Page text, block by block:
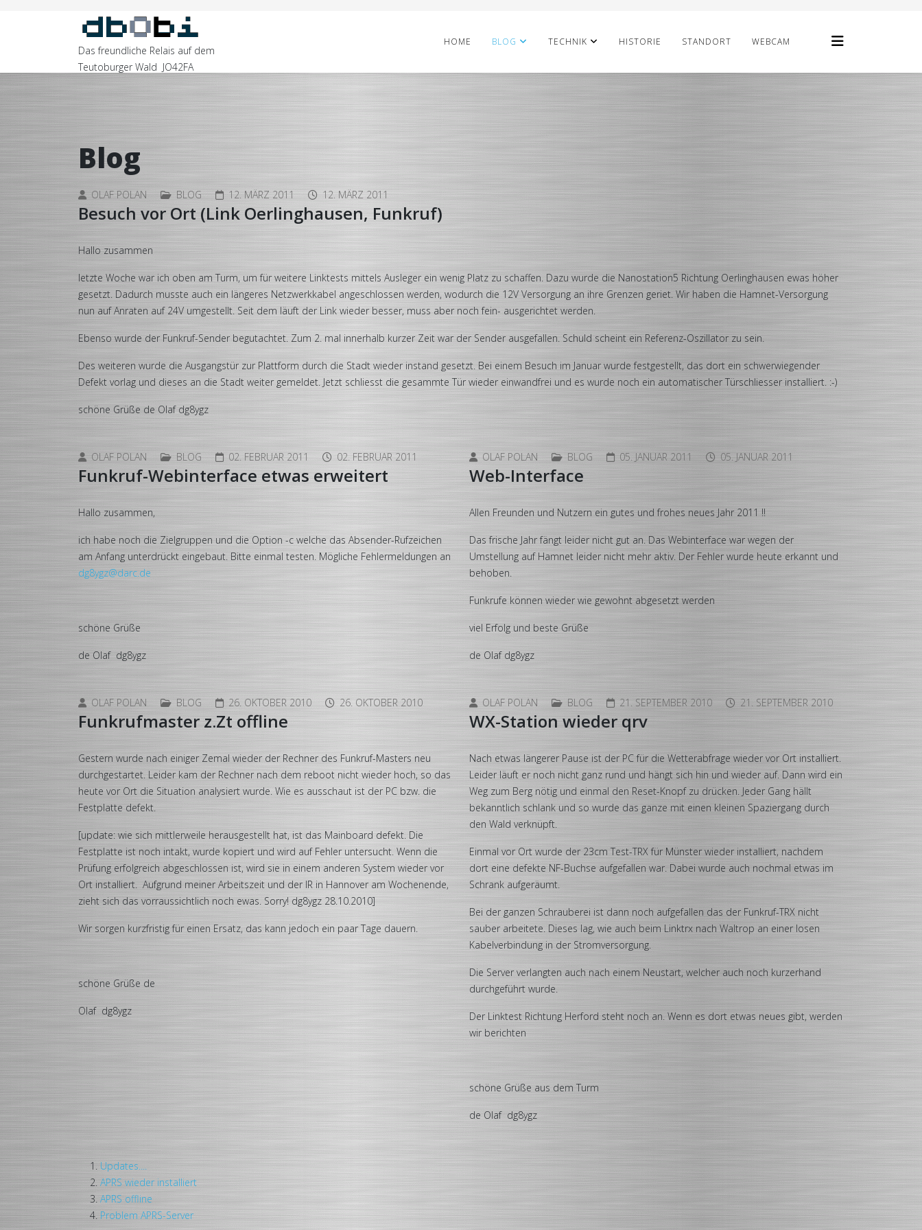
Das freundliche Relais auf dem
Teutoburger Wald JO42FA
HOME BLOG TECHNIK HISTORIE STANDORT WEBCAM
Blog
OLAF POLAN BLOG 12. MÄRZ 2011 12. MÄRZ 2011
Besuch vor Ort (Link Oerlinghausen, Funkruf)
Hallo zusammen
letzte Woche war ich oben am Turm, um für weitere Linktests mittels Ausleger ein wenig Platz zu schaffen. Dazu wurde die Nanostation5 Richtung Oerlinghausen ewas höher
gesetzt. Dadurch musste auch ein längeres Netzwerkkabel angeschlossen werden, wodurch die 12V Versorgung an ihre Grenzen geriet. Wir haben die Hamnet-Versorgung
nun auf Anraten auf 24V umgestellt. Seit dem läuft der Link wieder besser, muss aber noch fein- ausgerichtet werden.
Ebenso wurde der Funkruf-Sender begutachtet. Zum 2. mal innerhalb kurzer Zeit war der Sender ausgefallen. Schuld scheint ein Referenz-Oszillator zu sein.
Des weiteren wurde die Ausgangstür zur Plattform durch die Stadt wieder instand gesetzt. Bei einem Besuch im Januar wurde festgestellt, das dort ein schwerwiegender
Defekt vorlag und dieses an die Stadt weiter gemeldet. Jetzt schliesst die gesammte Tür wieder einwandfrei und es wurde noch ein automatischer Türschliesser installiert. :-)
schöne Grüße de Olaf dg8ygz
OLAF POLAN BLOG 02. FEBRUAR 2011 02. FEBRUAR 2011
Funkruf-Webinterface etwas erweitert
Hallo zusammen,
ich habe noch die Zielgruppen und die Option -c welche das Absender-Rufzeichen
am Anfang unterdrückt eingebaut. Bitte einmal testen. Mögliche Fehlermeldungen an
dg8ygz@darc.de
schöne Grüße
de Olaf dg8ygz
OLAF POLAN BLOG 05. JANUAR 2011 05. JANUAR 2011
Web-Interface
Allen Freunden und Nutzern ein gutes und frohes neues Jahr 2011 !!
Das frische Jahr fängt leider nicht gut an. Das Webinterface war wegen der
Umstellung auf Hamnet leider nicht mehr aktiv. Der Fehler wurde heute erkannt und
behoben.
Funkrufe können wieder wie gewohnt abgesetzt werden
viel Erfolg und beste Grüße
de Olaf dg8ygz
OLAF POLAN BLOG 26. OKTOBER 2010 26. OKTOBER 2010
Funkrufmaster z.Zt offline
Gestern wurde nach einiger Zemal wieder der Rechner des Funkruf-Masters neu
durchgestartet. Leider kam der Rechner nach dem reboot nicht wieder hoch, so das
heute vor Ort die Situation analysiert wurde. Wie es ausschaut ist der PC bzw. die
Festplatte defekt.
[update: wie sich mittlerweile herausgestellt hat, ist das Mainboard defekt. Die
Festplatte ist noch intakt, wurde kopiert und wird auf Fehler untersucht. Wenn die
Prüfung erfolgreich abgeschlossen ist, wird sie in einem anderen System wieder vor
Ort installiert. Aufgrund meiner Arbeitszeit und der IR in Hannover am Wochenende,
zieht sich das vorraussichtlich noch ewas. Sorry! dg8ygz 28.10.2010]
Wir sorgen kurzfristig für einen Ersatz, das kann jedoch ein paar Tage dauern.
schöne Grüße de
Olaf dg8ygz
OLAF POLAN BLOG 21. SEPTEMBER 2010 21. SEPTEMBER 2010
WX-Station wieder qrv
Nach etwas längerer Pause ist der PC für die Wetterabfrage wieder vor Ort installiert.
Leider läuft er noch nicht ganz rund und hängt sich hin und wieder auf. Dann wird ein
Weg zum Berg nötig und einmal den Reset-Knopf zu drücken. Jeder Gang hällt
bekanntlich schlank und so wurde das ganze mit einen kleinen Spaziergang durch
den Wald verknüpft.
Einmal vor Ort wurde der 23cm Test-TRX für Münster wieder installiert, nachdem
dort eine defekte NF-Buchse aufgefallen war. Dabei wurde auch nochmal etwas im
Schrank aufgeräumt.
Bei der ganzen Schrauberei ist dann noch aufgefallen das der Funkruf-TRX nicht
sauber arbeitete. Dieses lag, wie auch beim Linktrx nach Waltrop an einer losen
Kabelverbindung in der Stromversorgung.
Die Server verlangten auch nach einem Neustart, welcher auch noch kurzerhand
durchgeführt wurde.
Der Linktest Richtung Herford steht noch an. Wenn es dort etwas neues gibt, werden
wir berichten
schöne Grüße aus dem Turm
de Olaf dg8ygz
Updates....
APRS wieder installiert
APRS offline
Problem APRS-Server